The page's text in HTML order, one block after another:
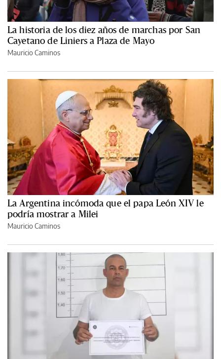
La historia de los diez años de marchas por San
Cayetano de Liniers a Plaza de Mayo
Mauricio Caminos
La Argentina incómoda que el papa León XIV le
podría mostrar a Milei
Mauricio Caminos